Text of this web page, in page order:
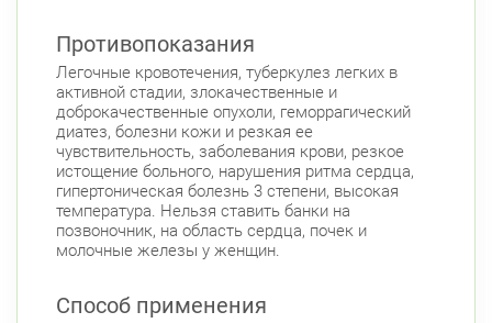
Противопоказания
Легочные кровотечения, туберкулез легких в
активной стадии, злокачественные и
доброкачественные опухоли, геморрагический
диатез, болезни кожи и резкая ее
чувствительность, заболевания крови, резкое
истощение больного, нарушения ритма сердца,
гипертоническая болезнь 3 степени, высокая
температура. Нельзя ставить банки на
позвоночник, на область сердца, почек и
молочные железы у женщин.
Способ применения